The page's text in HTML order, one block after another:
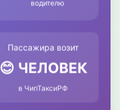
водителю
Пассажира возит
😊 ЧЕЛОВЕК
в ЧипТаксиРФ